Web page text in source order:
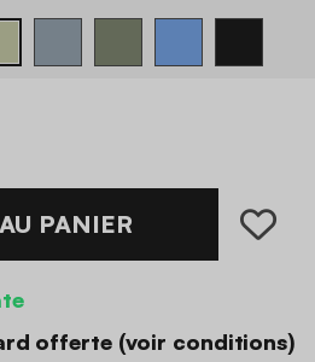
PANIER
offerte (voir conditions)